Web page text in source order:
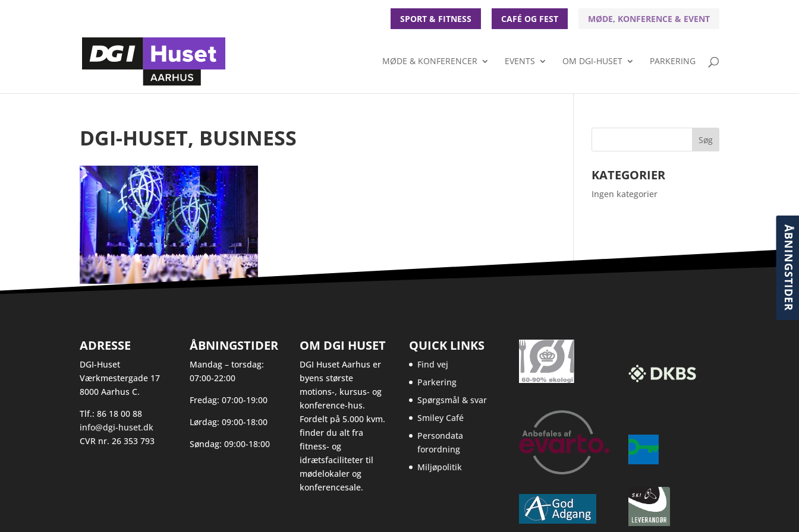
ÅBNINGSTIDER
SPORT & FITNESS CAFÉ OG FEST MØDE, KONFERENCE & EVENT
MØDE & KONFERENCER EVENTS OM DGI-HUSET PARKERING
DGI-HUSET, BUSINESS
KATEGORIER
Ingen kategorier
ADRESSE
DGI-Huset
Værkmestergade 17
8000 Aarhus C.
Tlf.: 86 18 00 88
info@dgi-huset.dk
CVR nr. 26 353 793
ÅBNINGSTIDER
Mandag – torsdag:
07:00-22:00
Fredag: 07:00-19:00
Lørdag: 09:00-18:00
Søndag: 09:00-18:00
OM DGI HUSET
DGI Huset Aarhus er
byens største
motions-, kursus- og
konference-hus.
Fordelt på 5.000 kvm.
finder du alt fra
fitness- og
idrætsfaciliteter til
mødelokaler og
konferencesale.
QUICK LINKS
Find vej
Parkering
Spørgsmål & svar
Smiley Café
Persondata
forordning
Miljøpolitik